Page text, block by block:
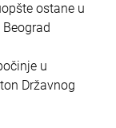
ostane u
u
Državnog